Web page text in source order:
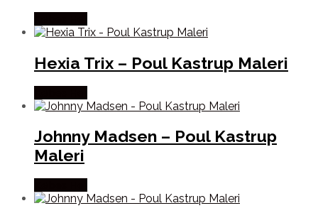
Hexia Trix – Poul Kastrup Maleri
Johnny Madsen – Poul Kastrup
Maleri